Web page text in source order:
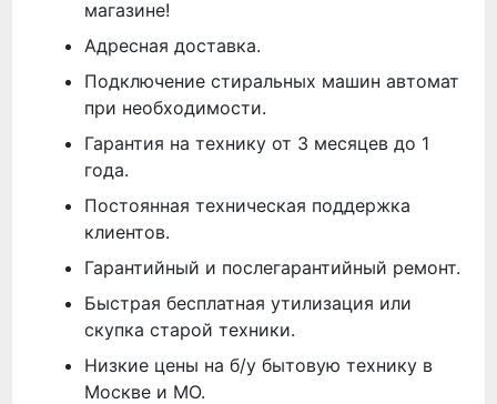
магазине!
Адресная доставка.
Подключение стиральных машин автомат
при необходимости.
Гарантия на технику от 3 месяцев до 1
года.
Постоянная техническая поддержка
клиентов.
Гарантийный и послегарантийный ремонт.
Быстрая бесплатная утилизация или
скупка старой техники.
Низкие цены на б/у бытовую технику в
Москве и МО.